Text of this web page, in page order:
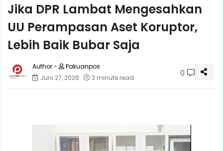
Jika DPR Lambat Mengesahkan
UU Perampasan Aset Koruptor,
Lebih Baik Bubar Saja
Pakuanpos
Juni 27, 2026
3 minute read 0